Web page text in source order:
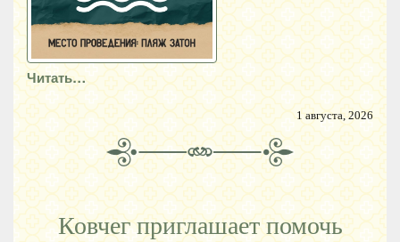
Читать…
1 августа, 2026
Ковчег приглашает помочь